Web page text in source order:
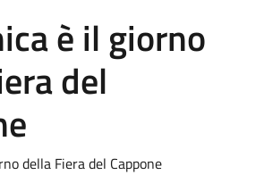
è il giorno
del
della Fiera del Cappone